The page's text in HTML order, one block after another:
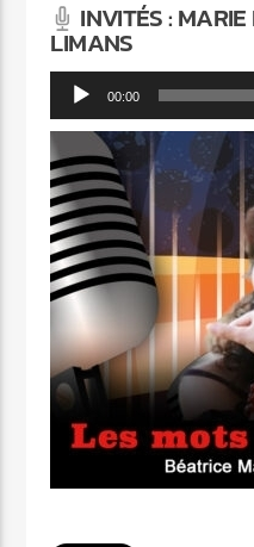
INVITÉS :
LIMANS
Lecteur 00:00